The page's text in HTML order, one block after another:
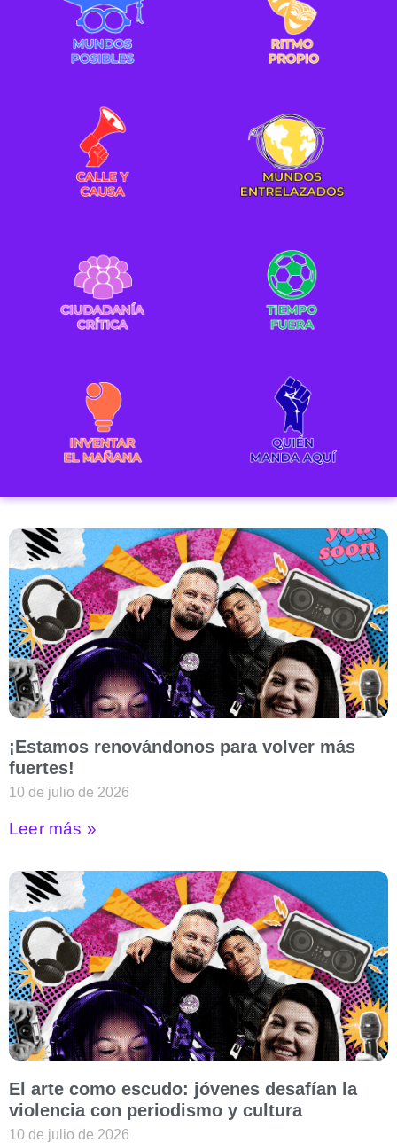
¡Estamos renovándonos para volver más
fuertes!
10 de julio de 2026
Leer más »
El arte como escudo: jóvenes desafían la
violencia con periodismo y cultura
10 de julio de 2026